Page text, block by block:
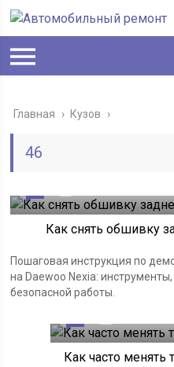
Главная › Кузов ›
46
Как снять обшивку
Пошаговая инструкция по
на Daewoo Nexia:
безопасной работы.
Как часто менять